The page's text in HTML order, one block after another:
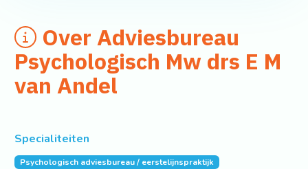
Over Adviesbureau
Psychologisch Mw drs E M
van Andel
Specialiteiten
Psychologisch adviesbureau / eerstelijnspraktijk